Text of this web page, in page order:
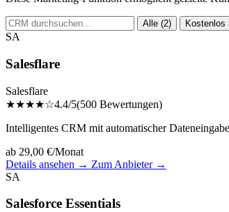
Alle (2) Kostenlos
SA
Salesflare
Salesflare
★★★★☆4.4/5(500 Bewertungen)
Intelligentes CRM mit automatischer
ab 29,00 €/Monat
Details ansehen → Zum Anbieter →
SA
Salesforce Essentials